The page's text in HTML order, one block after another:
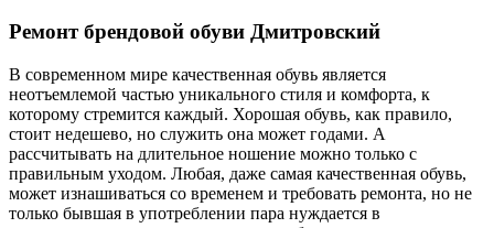
Ремонт брендовой обуви Дмитровский
В современном мире качественная обувь является
неотъемлемой частью уникального стиля и комфорта, к
которому стремится каждый. Хорошая обувь, как правило,
стоит недешево, но служить она может годами. А
рассчитывать на длительное ношение можно только с
правильным уходом. Любая, даже самая качественная обувь,
может изнашиваться со временем и требовать ремонта, но не
только бывшая в употреблении пара нуждается в